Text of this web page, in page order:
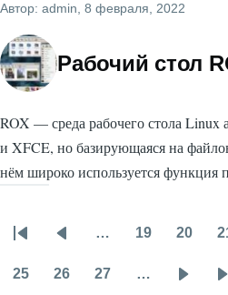
Автор: admin, 8 февраля, 2022
Рабочий стол
ROX — среда рабочего стола
и XFCE, но базирующаяся на
нём широко используется функция
Нумерация
страниц
Первая
страница
Предыдущая
страница
… 19 20
25 26 27 …